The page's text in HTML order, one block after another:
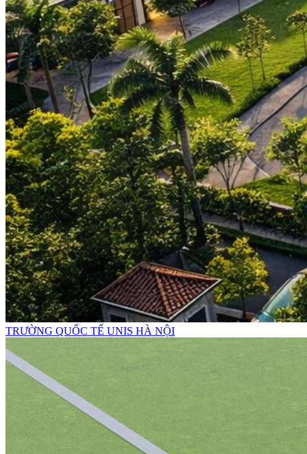
TRƯỜNG QUỐC TẾ UNIS HÀ NỘI